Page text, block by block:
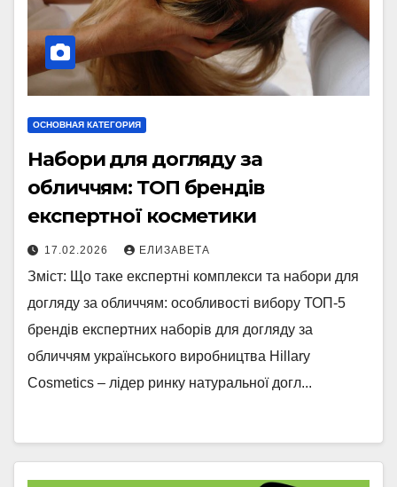
ОСНОВНАЯ КАТЕГОРИЯ
Набори для догляду за
обличчям: ТОП брендів
експертної косметики
17.02.2026 ЕЛИЗАВЕТА
Зміст: Що таке експертні комплекси та набори для
догляду за обличчям: особливості вибору ТОП-5
брендів експертних наборів для догляду за
обличчям українського виробництва Hillary
Cosmetics – лідер ринку натуральної догл...